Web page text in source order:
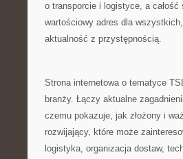
o transporcie i logistyce, a całość
wartościowy adres dla
aktualność z przystępnością.
Strona internetowa o tematyce
branży. Łączy aktualne
czemu pokazuje, jak złożony i
rozwijający, które może
logistyka, organizacja dostaw,